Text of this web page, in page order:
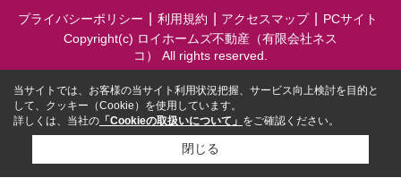
プライバシーポリシー 利用規約 アクセスマップ
PCサイト
Copyright(c) ロイホームズ不動産（有限会社ネス
コ） All rights reserved.
当サイトでは、お客様の当サイト利用状況把握、サービス向上検討を目的と
して、クッキー（Cookie）を使用しています。
詳しくは、当社の 「Cookieの取扱いについて」 をご確認ください。
閉じる